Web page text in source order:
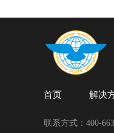
首页 解决
联系方式：400-